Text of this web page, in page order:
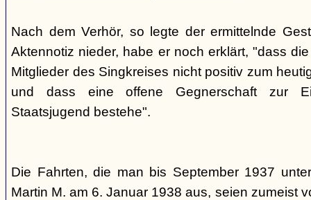
Nach dem Verhör, so legte der ermittelnde
Aktennotiz nieder, habe er noch erklärt, "dass
Mitglieder des Singkreises nicht positiv zum
und dass eine offene Gegnerschaft zur
Staatsjugend bestehe".
Die Fahrten, die man bis September 1937
Martin M. am 6. Januar 1938 aus, seien zumeist